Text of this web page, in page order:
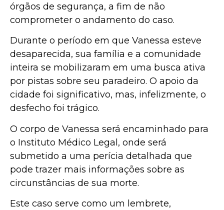
órgãos de segurança, a fim de não
comprometer o andamento do caso.
Durante o período em que Vanessa esteve
desaparecida, sua família e a comunidade
inteira se mobilizaram em uma busca ativa
por pistas sobre seu paradeiro. O apoio da
cidade foi significativo, mas, infelizmente, o
desfecho foi trágico.
O corpo de Vanessa será encaminhado para
o Instituto Médico Legal, onde será
submetido a uma perícia detalhada que
pode trazer mais informações sobre as
circunstâncias de sua morte.
Este caso serve como um lembrete,